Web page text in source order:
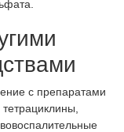
с препаратами